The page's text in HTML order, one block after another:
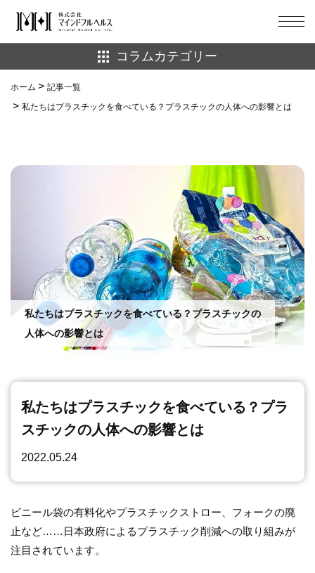
ホーム
お問い合わせ
マインドフルヘルス公式サイトへ
コラムカテゴリー
注目記事
睡眠
習慣化
脱依存 自然環境
運動
ホーム
記事一覧
私たちはプラスチックを食べている？プラスチックの人体への影響とは
私たちはプラスチックを食べている？プラスチックの
人体への影響とは
私たちはプラスチックを食べている？プラ
スチックの人体への影響とは
2022.05.24
ビニール袋の有料化やプラスチックストロー、フォークの廃
止など……日本政府によるプラスチック削減への取り組みが
注目されています。